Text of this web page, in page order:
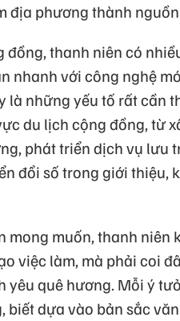
địa phương thành
thanh niên có
nhanh với công nghệ
là những yếu tố rất cần
du lịch cộng đồng, từ
phát triển dịch vụ lưu
đổi số trong giới thiệu,
mong muốn, thanh niên
việc làm, mà phải coi
yêu quê hương. Mỗi ý
dựa vào bản sắc